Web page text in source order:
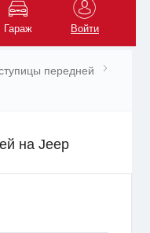
Гараж Войти
передней
на Jeep